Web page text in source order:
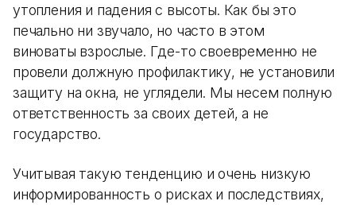
утопления и падения с высоты. Как бы это
печально ни звучало, но часто в этом
виноваты взрослые. Где-то своевременно не
провели должную профилактику, не установили
защиту на окна, не углядели. Мы несем полную
ответственность за своих детей, а не
государство.
Учитывая такую тенденцию и очень низкую
информированность о рисках и последствиях,